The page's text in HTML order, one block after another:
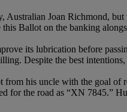
Joan Richmond,
Ballot on the banking
its lubrication before
Despite the best intentions,
his uncle with the goal
for the road as “XN